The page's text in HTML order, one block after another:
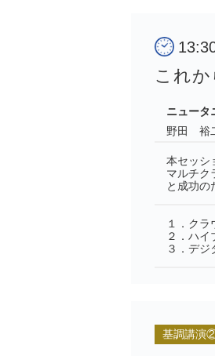
これ
ニュータ
野田 裕
本セッシ
マルチク
と成功の
１．クラ
２．ハ
３．デジ
基調講演